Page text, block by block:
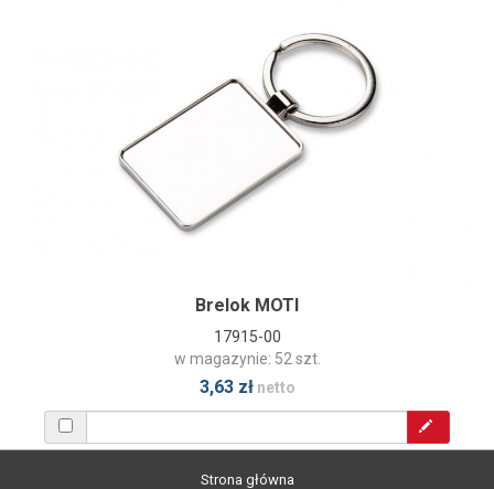
Brelok MOTI
17915-00
w magazynie: 52 szt.
3,63 złnetto
Strona główna